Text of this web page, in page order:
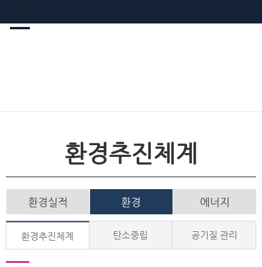
환경추진체계
환경실적 환경 에너지
환경추진체계 탄소중립 공기질 관리